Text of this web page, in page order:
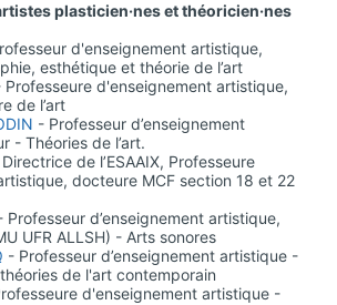
plasticien·nes et théoricien·nes
d'enseignement artistique,
esthétique et théorie de l’art
Professeure d'enseignement artistique,
de l’art
- Professeur d’enseignement
- Théories de l’art.
de l’ESAAIX, Professeure
docteure MCF section 18 et 22
Professeur d’enseignement artistique,
UFR ALLSH) - Arts sonores
- Professeur d’enseignement artistique -
de l'art contemporain
d'enseignement artistique -